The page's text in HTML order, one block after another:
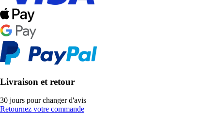
Livraison et retour
30 jours pour changer d'avis
Retournez votre commande